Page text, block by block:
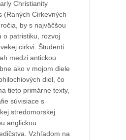
Christianity
(Raných Cirkevných
o patristiku, rozvoj
cirkvi. Študenti
medzi antickou
ako v mojom diele
diel, čo
tieto primárne texty,
súvisiace s
stredomorskej
Vzhľadom na